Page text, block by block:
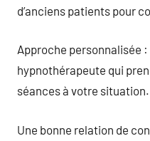
d’anciens patients pour
Approche personnalisée
hypnothérapeute qui
séances à votre situation.
Une bonne relation de